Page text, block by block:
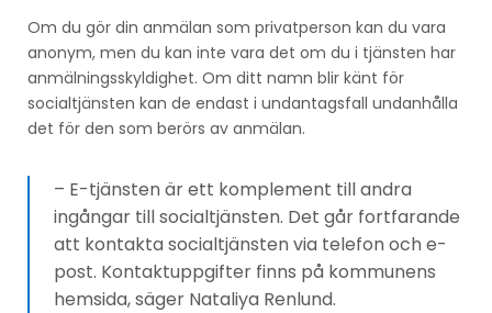
Om du gör din anmälan som privatperson kan du vara
anonym, men du kan inte vara det om du i tjänsten har
anmälningsskyldighet. Om ditt namn blir känt för
socialtjänsten kan de endast i undantagsfall undanhålla
det för den som berörs av anmälan.
– E-tjänsten är ett komplement till andra
ingångar till socialtjänsten. Det går fortfarande
att kontakta socialtjänsten via telefon och e-
post. Kontaktuppgifter finns på kommunens
hemsida, säger Nataliya Renlund.